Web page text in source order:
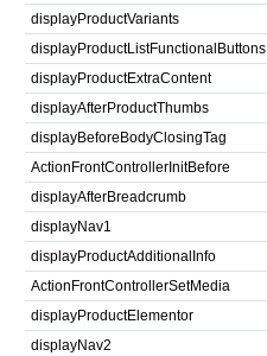
displayProductVariants
displayProductListFunctionalButtons
displayProductExtraContent
displayAfterProductThumbs
displayBeforeBodyClosingTag
ActionFrontControllerInitBefore
displayAfterBreadcrumb
displayNav1
displayProductAdditionalInfo
ActionFrontControllerSetMedia
displayProductElementor
displayNav2